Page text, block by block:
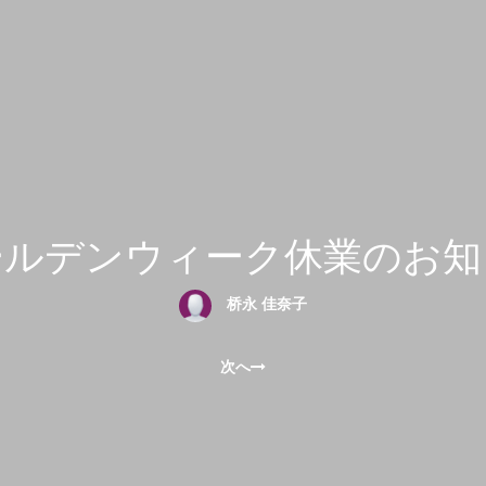
デンウィーク休業のお
桥永 佳奈子
次へ